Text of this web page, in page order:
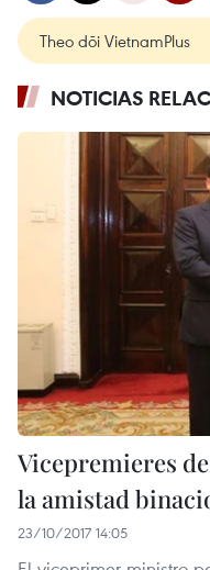
Theo dõi VietnamPlus
NOTICIAS
Vicepremieres
la amistad
23/10/2017 14:05